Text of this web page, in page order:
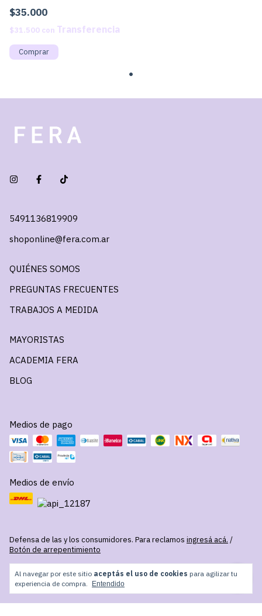
Al navegar por este sitio aceptás el uso de cookies para agilizar tu
experiencia de compra.
Entendido
$35.000
$31.500 con
5491136819909
shoponline@fera.com.ar
QUIÉNES SOMOS
PREGUNTAS FRECUENTES
TRABAJOS A MEDIDA
MAYORISTAS
ACADEMIA FERA
BLOG
Medios de pago
Medios de envío
Defensa de las y los consumidores. Para reclamos ingresá acá. /
Botón de arrepentimiento
Copyright FERA - 2026. Todos los derechos reservados.